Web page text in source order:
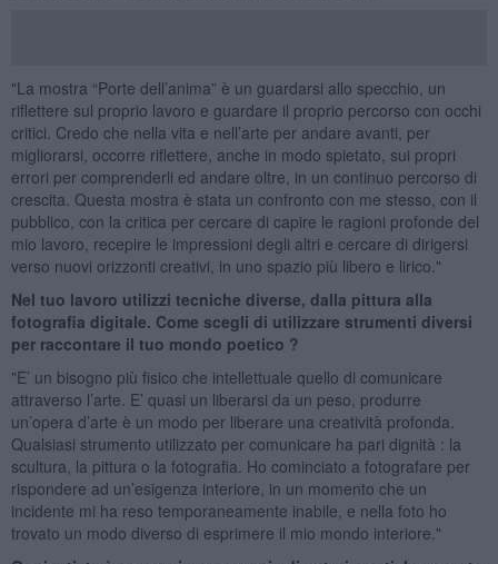
"La mostra “Porte dell’anima” è un guardarsi allo specchio, un
riflettere sul proprio lavoro e guardare il proprio percorso con occhi
critici. Credo che nella vita e nell’arte per andare avanti, per
migliorarsi, occorre riflettere, anche in modo spietato, sui propri
errori per comprenderli ed andare oltre, in un continuo percorso di
crescita. Questa mostra è stata un confronto con me stesso, con il
pubblico, con la critica per cercare di capire le ragioni profonde del
mio lavoro, recepire le impressioni degli altri e cercare di dirigersi
verso nuovi orizzonti creativi, in uno spazio più libero e lirico."
Nel tuo lavoro utilizzi tecniche diverse, dalla pittura alla
fotografia digitale. Come scegli di utilizzare strumenti diversi
per raccontare il tuo mondo poetico ?
"E’ un bisogno più fisico che intellettuale quello di comunicare
attraverso l’arte. E’ quasi un liberarsi da un peso, produrre
un’opera d’arte è un modo per liberare una creatività profonda.
Qualsiasi strumento utilizzato per comunicare ha pari dignità : la
scultura, la pittura o la fotografia. Ho cominciato a fotografare per
rispondere ad un’esigenza interiore, in un momento che un
incidente mi ha reso temporaneamente inabile, e nella foto ho
trovato un modo diverso di esprimere il mio mondo interiore."